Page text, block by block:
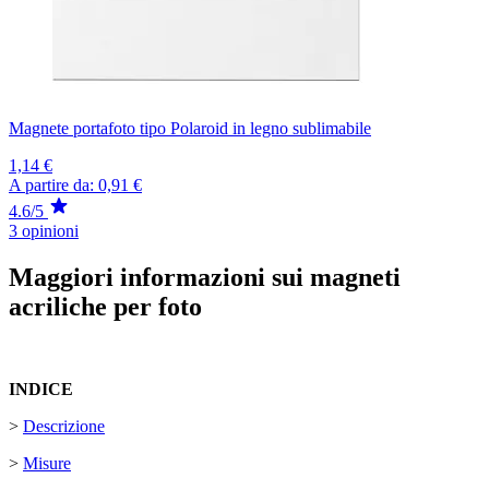
Magnete portafoto tipo Polaroid in legno sublimabile
1,14 €
A partire da: 0,91 €
4.6/5
3 opinioni
Maggiori informazioni sui magneti
acriliche per foto
INDICE
> Descrizione
> Misure